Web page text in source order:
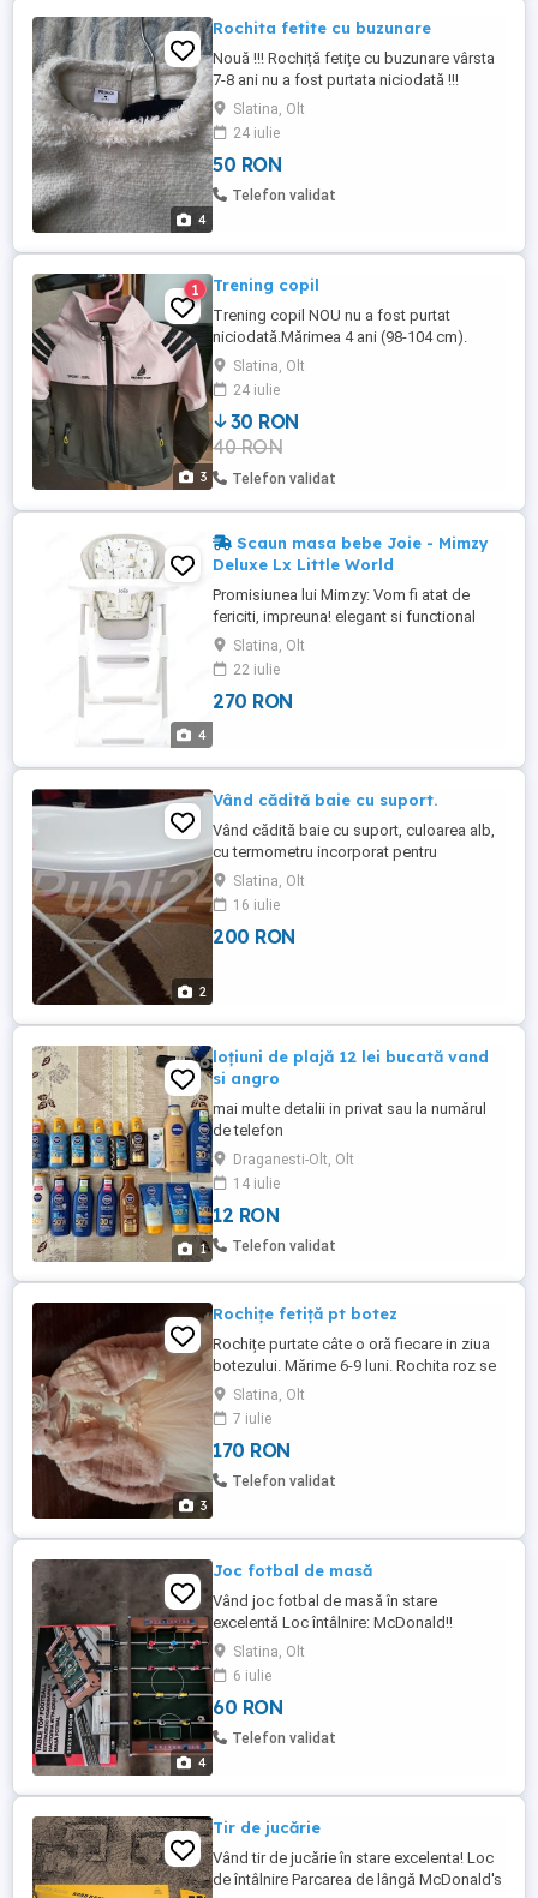
4
Rochita fetite cu buzunare
Nouă !!! Rochiță fetițe cu buzunare vârsta
7-8 ani nu a fost purtata niciodată !!!
Slatina, Olt
24 iulie
50 RON
Telefon validat
3
1 Trening copil
Trening copil NOU nu a fost purtat
niciodată.Mărimea 4 ani (98-104 cm).
Slatina, Olt
24 iulie
30 RON
40 RON
Telefon validat
4
Scaun masa bebe Joie - Mimzy
Deluxe Lx Little World
Promisiunea lui Mimzy: Vom fi atat de
fericiti, impreuna! elegant si functional
Mimzy Deluxe asigura accesul usor la
bebelus si se potriveste perfect oricarei
mese se adapteaza rapid cresterii
bebelusului, gratie ajustarii inaltimii, a
Slatina, Olt
22 iulie
270 RON
2
Vând cădită baie cu suport.
Vând cădită baie cu suport, culoarea alb,
cu termometru incorporat pentru
temperatura apei. În stare foarte bună.
Slatina, Olt
16 iulie
200 RON
1
loțiuni de plajă 12 lei bucată vand
si angro
mai multe detalii in privat sau la numărul
de telefon
Draganesti-Olt, Olt
14 iulie
12 RON
Telefon validat
3
Rochițe fetiță pt botez
Rochițe purtate câte o oră fiecare in ziua
botezului. Mărime 6-9 luni. Rochita roz se
vinde împreună cu butusei, bolero și
turban. Preț 180 lei. Rochita albă se vinde
împreună cu butusei și turban. Preț 150 lei
Slatina, Olt
7 iulie
170 RON
Telefon validat
4
Joc fotbal de masă
Vând joc fotbal de masă în stare
excelentă Loc întâlnire: McDonald!!
Slatina, Olt
6 iulie
60 RON
Telefon validat
Tir de jucărie
Vând tir de jucărie în stare excelenta! Loc
de întâlnire Parcarea de lângă McDonald's